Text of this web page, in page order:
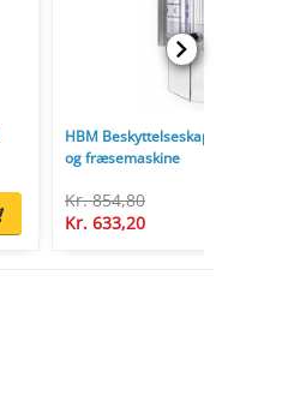
HBM Beskyttelseskapper til
og fræsemaskine
Kr. 854,80
Kr. 633,20